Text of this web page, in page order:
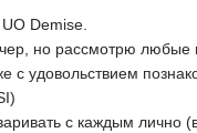
Demise.
но рассмотрю любые
с удовольствием
с каждым лично